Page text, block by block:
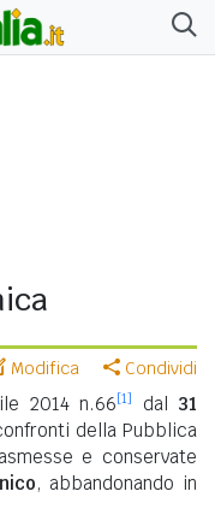
Modifica Condividi
2014 n.66[1] dal 31
della Pubblica
e conservate
, abbandonando in